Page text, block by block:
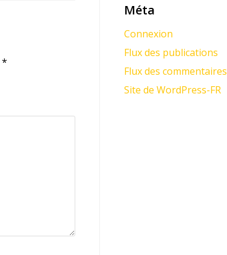
*
Méta
Connexion
Flux des publications
Flux des commentaires
Site de WordPress-FR